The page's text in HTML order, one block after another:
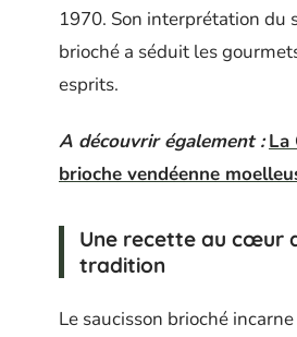
1970. Son interprétation du
brioché a séduit les
esprits.
A découvrir également : La
brioche vendéenne
Une recette au cœur
tradition
Le saucisson brioché incarne